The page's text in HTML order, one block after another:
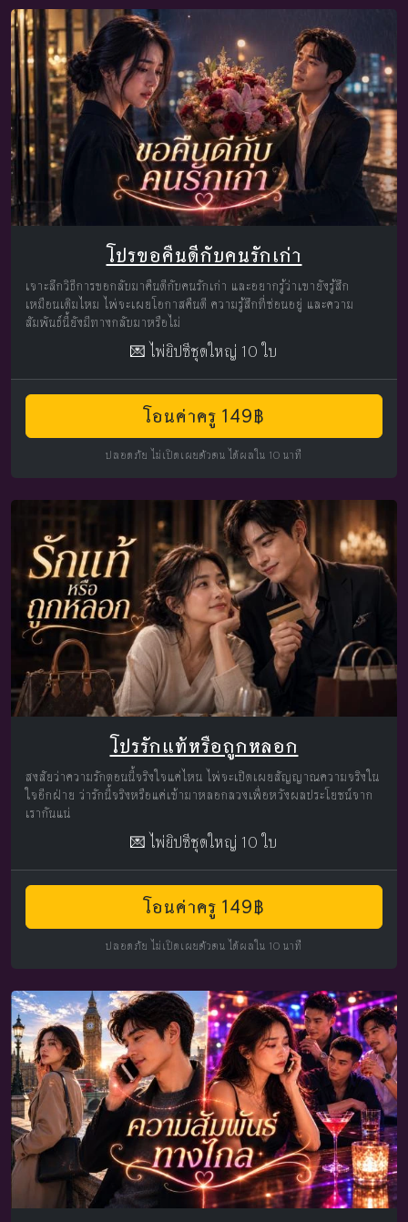
โปรขอคืนดีกับคนรักเก่า
เจาะลึกวิธีการขอกลับมาคืนดีกับคนรักเก่า และอยากรู้ว่าเขายังรู้สึก
เหมือนเดิมไหม ไพ่จะเผยโอกาสคืนดี ความรู้สึกที่ซ่อนอยู่ และความ
สัมพันธ์นี้ยังมีทางกลับมาหรือไม่
💌 ไพ่ยิปซีชุดใหญ่ 10 ใบ
โอนค่าครู 149฿
ปลอดภัย ไม่เปิดเผยตัวตน ได้ผลใน 10 นาที
โปรรักแท้หรือถูกหลอก
สงสัยว่าความรักตอนนี้จริงใจแค่ไหน ไพ่จะเปิดเผยสัญญาณความจริงใน
ใจอีกฝ่าย ว่ารักนี้จริงหรือแค่เข้ามาหลอกลวงเพื่อหวังผลประโยชน์จาก
เรากันแน่
💌 ไพ่ยิปซีชุดใหญ่ 10 ใบ
โอนค่าครู 149฿
ปลอดภัย ไม่เปิดเผยตัวตน ได้ผลใน 10 นาที